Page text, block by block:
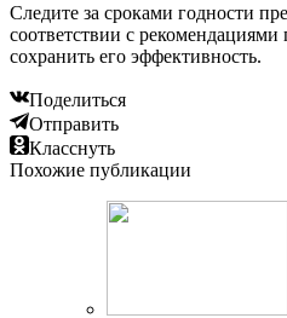
Следите за сроками годности
соответствии с
сохранить его эффективность.
Поделиться
Отправить
Класснуть
Похожие публикации